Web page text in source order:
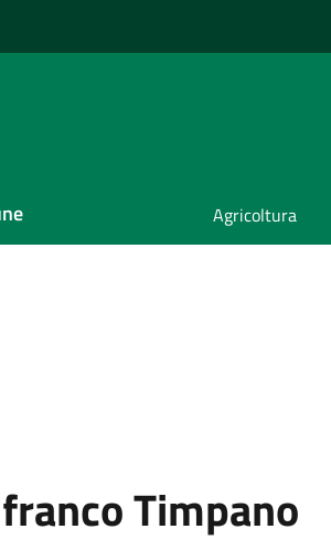
Agricoltura
Timpano